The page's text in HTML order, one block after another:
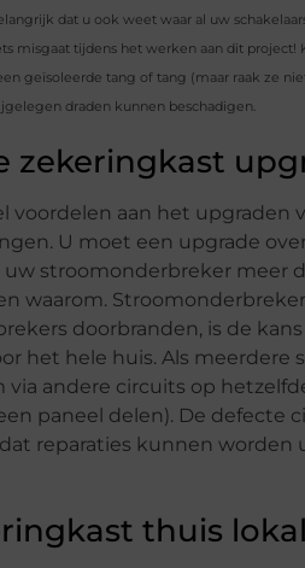
dat u ook weet waar al uw
misgaat tijdens het werken aan dit
geïsoleerde tang of tang (maar raak ze
draden kunnen beschadigen.
zekeringkast
voordelen aan het
U moet een upgrade
stroomonderbreker meer
waarom.
doorbranden, is de
het hele huis. Als
via andere circuits op
paneel delen). De defecte
reparaties kunnen worden
thuis